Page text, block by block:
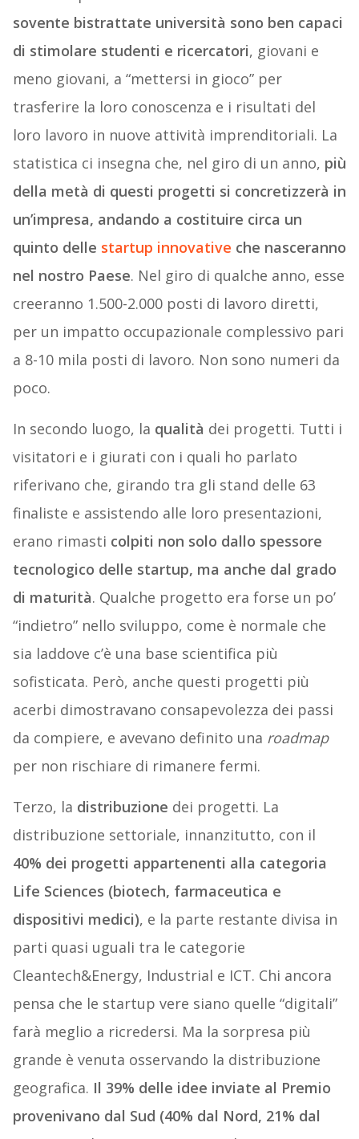
sovente bistrattate università sono ben capaci
di stimolare studenti e ricercatori, giovani e
meno giovani, a “mettersi in gioco” per
trasferire la loro conoscenza e i risultati del
loro lavoro in nuove attività imprenditoriali. La
statistica ci insegna che, nel giro di un anno, più
della metà di questi progetti si concretizzerà in
un’impresa, andando a costituire circa un
quinto delle startup innovative che nasceranno
nel nostro Paese. Nel giro di qualche anno, esse
creeranno 1.500-2.000 posti di lavoro diretti,
per un impatto occupazionale complessivo pari
a 8-10 mila posti di lavoro. Non sono numeri da
poco.
In secondo luogo, la qualità dei progetti. Tutti i
visitatori e i giurati con i quali ho parlato
riferivano che, girando tra gli stand delle 63
finaliste e assistendo alle loro presentazioni,
erano rimasti colpiti non solo dallo spessore
tecnologico delle startup, ma anche dal grado
di maturità. Qualche progetto era forse un po’
“indietro” nello sviluppo, come è normale che
sia laddove c’è una base scientifica più
sofisticata. Però, anche questi progetti più
acerbi dimostravano consapevolezza dei passi
da compiere, e avevano definito una roadmap
per non rischiare di rimanere fermi.
Terzo, la distribuzione dei progetti. La
distribuzione settoriale, innanzitutto, con il
40% dei progetti appartenenti alla categoria
Life Sciences (biotech, farmaceutica e
dispositivi medici), e la parte restante divisa in
parti quasi uguali tra le categorie
Cleantech&Energy, Industrial e ICT. Chi ancora
pensa che le startup vere siano quelle “digitali”
farà meglio a ricredersi. Ma la sorpresa più
grande è venuta osservando la distribuzione
geografica. Il 39% delle idee inviate al Premio
provenivano dal Sud (40% dal Nord, 21% dal